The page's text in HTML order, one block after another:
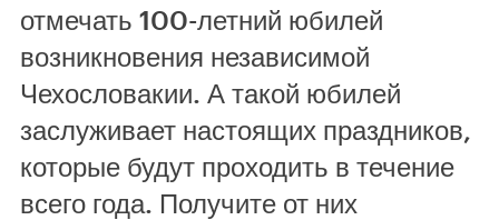
отмечать 100-летний юбилей
возникновения независимой
Чехословакии. А такой юбилей
заслуживает настоящих праздников,
которые будут проходить в течение
всего года. Получите от них